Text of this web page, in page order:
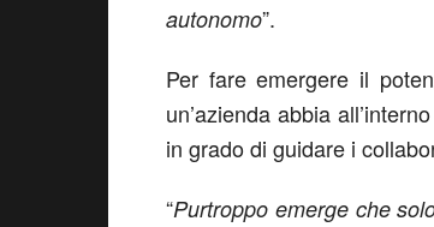
autonomo”.
Per fare emergere il
un’azienda abbia
in grado di guidare i
“Purtroppo emerge che